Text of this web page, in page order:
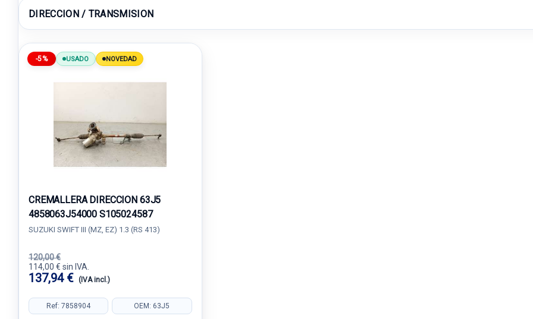
DIRECCION / TRANSMISION
-5% USADO NOVEDAD
CREMALLERA DIRECCION 63J5
4858063J54000 S105024587
SUZUKI SWIFT III (MZ, EZ) 1.3 (RS 413)
120,00 €
114,00 € sin IVA.
137,94 € (IVA incl.)
Ref: 7858904 OEM: 63J5